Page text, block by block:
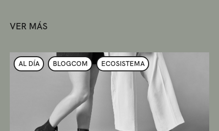
VER MÁS
AL DÍA BLOGCOM ECOSISTEMA